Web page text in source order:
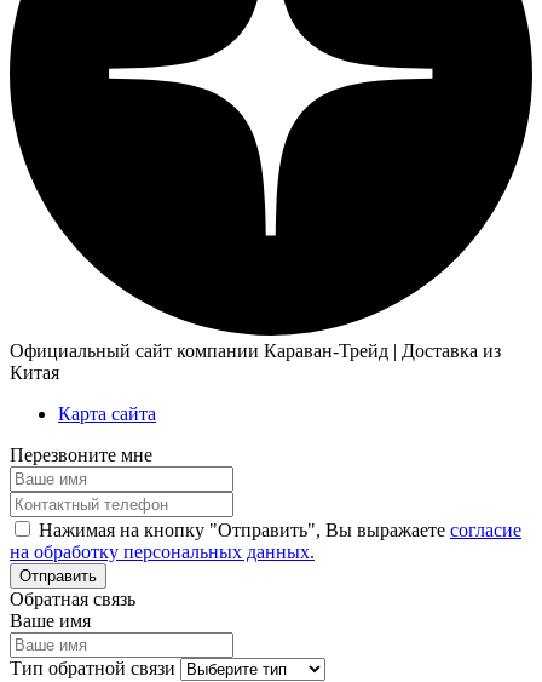
Официальный сайт компании Караван-Трейд | Доставка из
Китая
Карта сайта
Перезвоните мне
Нажимая на кнопку "Отправить", Вы выражаете согласие
на обработку персональных данных.
Обратная связь
Ваше имя
Тип обратной связи